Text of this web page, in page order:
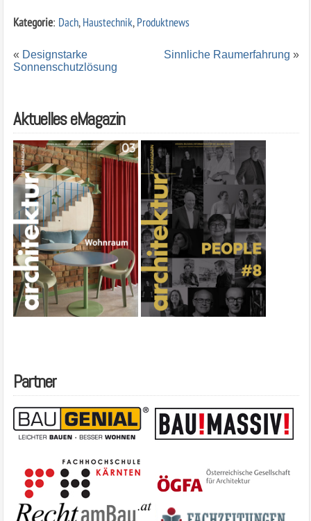
Kategorie: Dach,Haustechnik,Produktnews
« Designstarke
Sonnenschutzlösung
Sinnliche Raumerfahrung »
Aktuelles eMagazin
Partner